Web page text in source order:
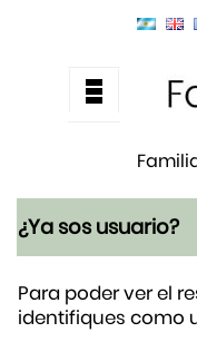
¿Ya sos usuario?
Para poder ver el
identifiques como